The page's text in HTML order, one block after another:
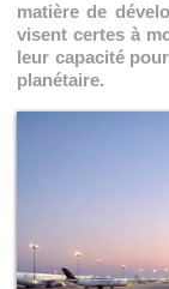
matière de
visent certes à
leur capacité
planétaire.